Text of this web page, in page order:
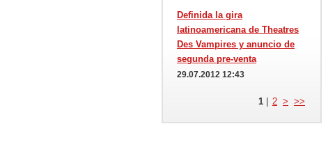
Definida la gira
latinoamericana de Theatres
Des Vampires y anuncio de
segunda pre-venta
29.07.2012 12:43
1 2 > >>